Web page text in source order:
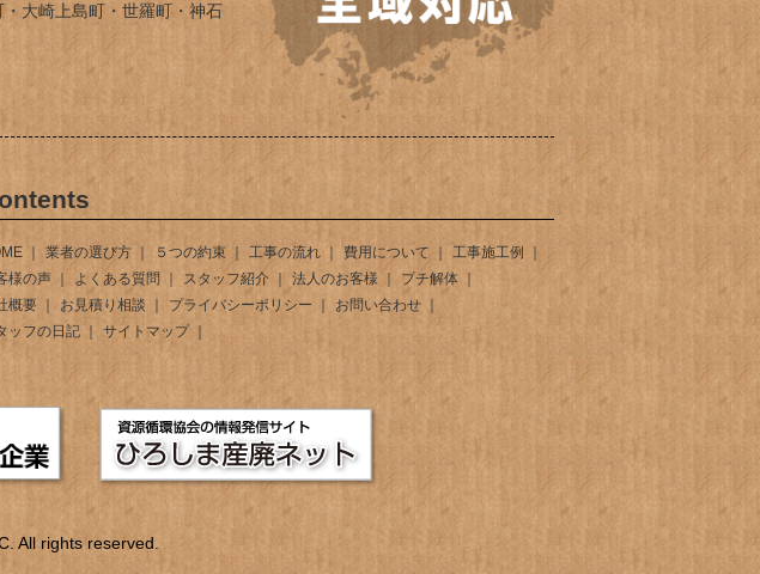
大崎上島町・世羅町・神石
業者の選び方 ５つの約束 工事の流れ 費用について
工事施工例
様の声
よくある質問 スタッフ紹介 法人のお客様
プチ解体
概要
お見積り相談 プライバシーポリシー
お問い合わせ
ッフの日記
サイトマップ
All rights reserved.